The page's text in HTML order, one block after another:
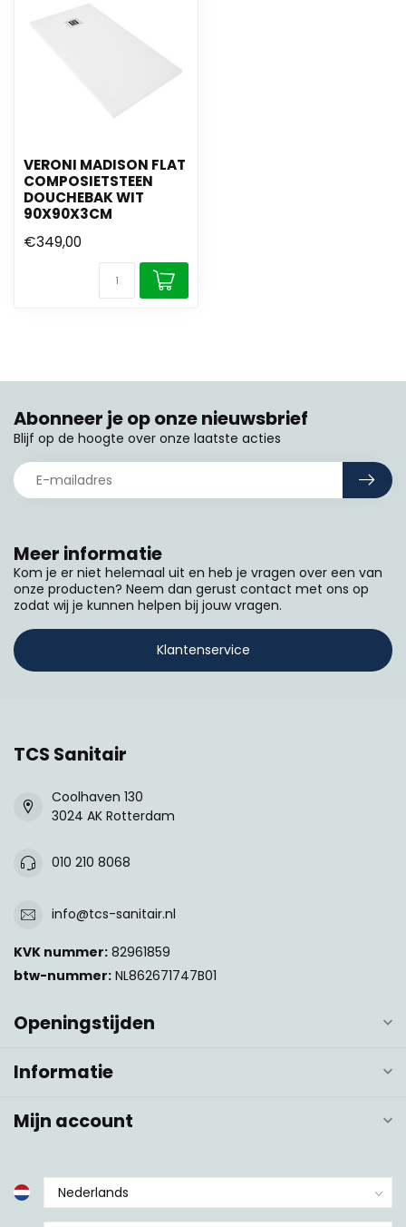
VERONI MADISON FLAT
COMPOSIETSTEEN
DOUCHEBAK WIT
90X90X3CM
€349,00
Meer informatie
Kom je er niet helemaal uit en heb je vragen over een van
onze producten? Neem dan gerust contact met ons op
zodat wij je kunnen helpen bij jouw vragen.
Klantenservice
Abonneer je op onze nieuwsbrief
Blijf op de hoogte over onze laatste acties
TCS Sanitair
Coolhaven 130
3024 AK Rotterdam
010 210 8068
info@tcs-sanitair.nl
KVK nummer: 82961859
btw-nummer: NL862671747B01
Openingstijden
Informatie
Mijn account